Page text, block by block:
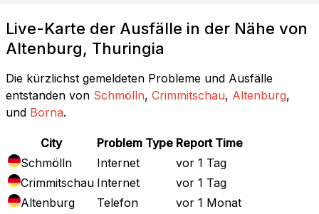
Live-Karte der Ausfälle in der Nähe von
Altenburg, Thuringia
Die kürzlichst gemeldeten Probleme und Ausfälle
entstanden von Schmölln, Crimmitschau, Altenburg,
und Borna.
City Problem Type Report Time
Schmölln
Internet
vor 1 Tag
Crimmitschau Internet
vor 1 Tag
Altenburg
Telefon
vor 1 Monat